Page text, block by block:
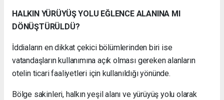
HALKIN YÜRÜYÜŞ YOLU EĞLENCE ALANINA MI
DÖNÜŞTÜRÜLDÜ?
İddiaların en dikkat çekici bölümlerinden biri ise
vatandaşların kullanımına açık olması gereken alanların
otelin ticari faaliyetleri için kullanıldığı yönünde.
Bölge sakinleri, halkın yeşil alanı ve yürüyüş yolu olarak